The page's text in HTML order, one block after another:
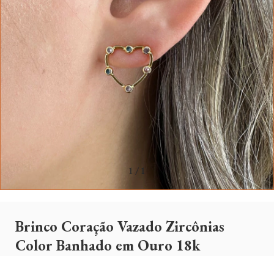
1 / 1
Brinco Coração Vazado Zircônias
Color Banhado em Ouro 18k